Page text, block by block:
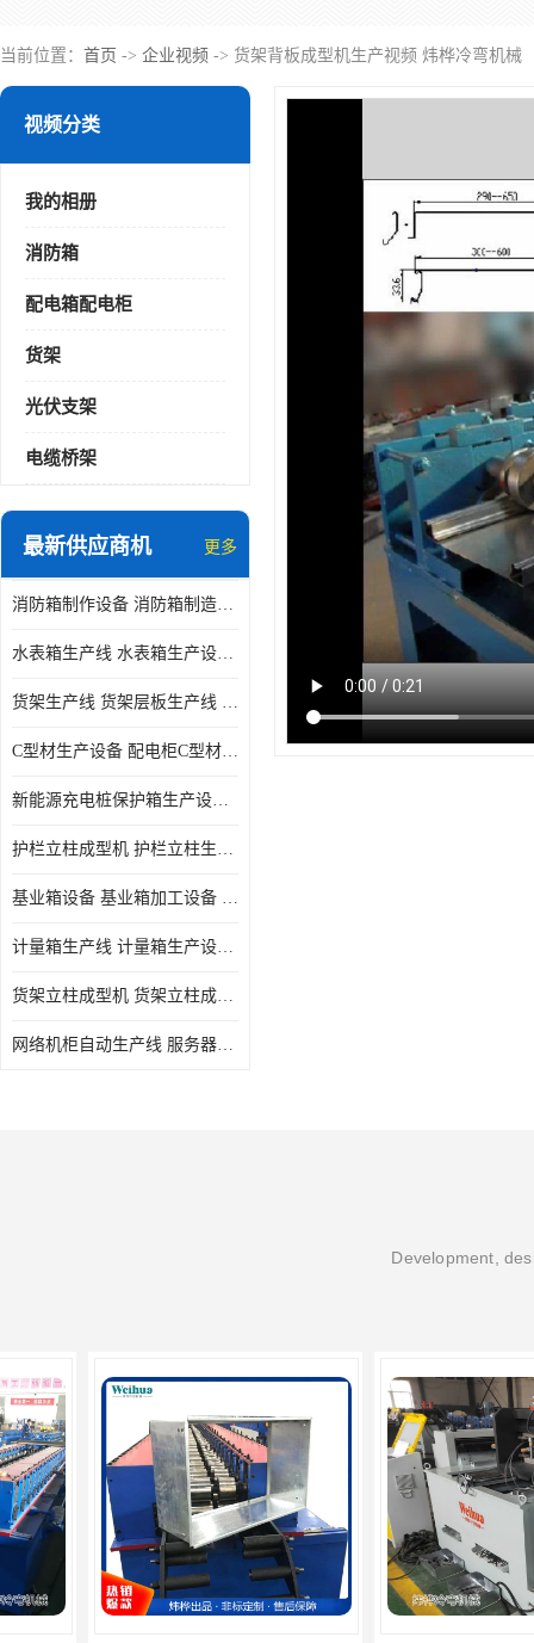
当前位置： 首页 -> 企业视频 -> 货架背板成型机生产视频 炜桦冷弯机械
视频分类
我的相册
消防箱
配电箱配电柜
货架
光伏支架
电缆桥架
最新供应商机 更多
消防箱制作设备 消防箱制造需要哪些设备
水表箱生产线 水表箱生产设备 加工水表箱需要的设备
货架生产线 货架层板生产线 货架立柱生产线
C型材生产设备 配电柜C型材成型设备 配电柜型材生产线
新能源充电桩保护箱生产设备 充电保护箱生产线
护栏立柱成型机 护栏立柱生产设备 护栏立柱生产线
基业箱设备 基业箱加工设备 基业箱制作设备
计量箱生产线 计量箱生产设备 电网计量箱加工设备
货架立柱成型机 货架立柱成型设备 货架立柱生产设备
网络机柜自动生产线 服务器机柜生产设备 网络机柜制作设备
Development,